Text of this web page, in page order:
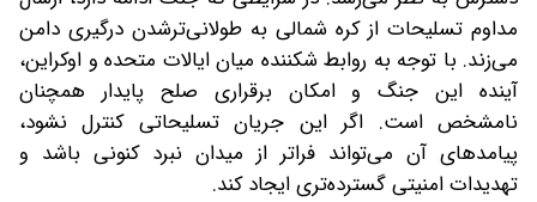
مداوم تسلیحات از کره شمالی به طولانی‌ترشدن درگیری دامن
می‌زند. با توجه به روابط شکننده میان ایالات متحده و اوکراین،
آینده این جنگ و امکان برقراری صلح پایدار همچنان
نامشخص است. اگر این جریان تسلیحاتی کنترل نشود،
پیامدهای آن می‌تواند فراتر از میدان نبرد کنونی باشد و
تهدیدات امنیتی گسترده‌تری ایجاد کند.